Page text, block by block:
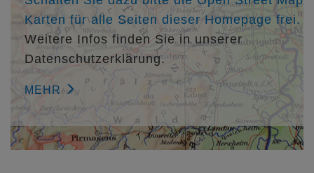
Karten für alle Seiten dieser Homepage frei.
Weitere Infos finden Sie in unserer
Datenschutzerklärung.
MEHR